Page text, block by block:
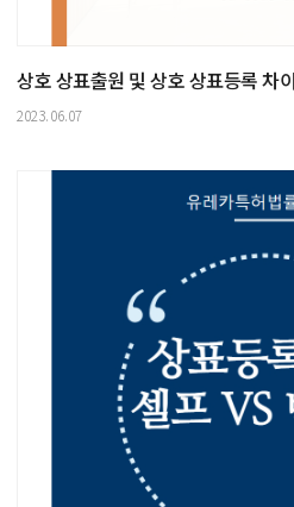
상호 상표출원 및 상호 상표등록 차
2023.06.07